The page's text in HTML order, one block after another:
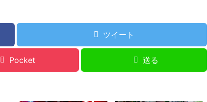
ツイート
Pocket 送る